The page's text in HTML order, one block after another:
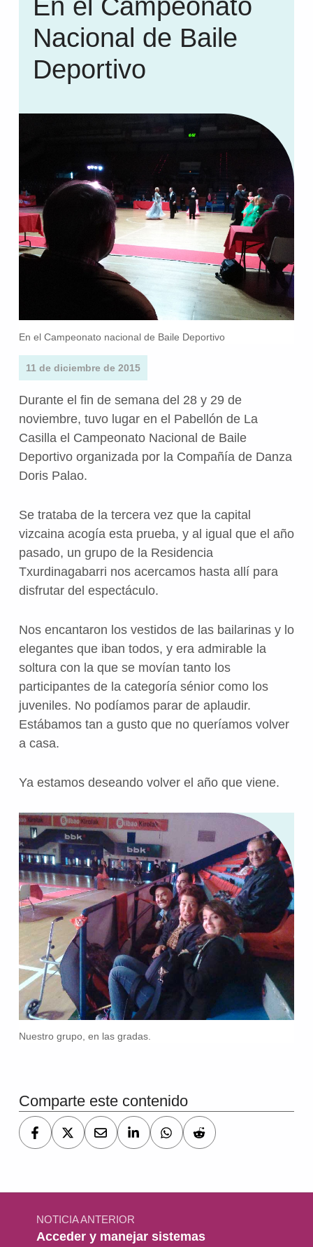
En el Campeonato
Nacional de Baile
Deportivo
En el Campeonato nacional de Baile Deportivo
11 de diciembre de 2015
Durante el fin de semana del 28 y 29 de
noviembre, tuvo lugar en el Pabellón de La
Casilla el Campeonato Nacional de Baile
Deportivo organizada por la Compañía de Danza
Doris Palao.
Se trataba de la tercera vez que la capital
vizcaina acogía esta prueba, y al igual que el año
pasado, un grupo de la Residencia
Txurdinagabarri nos acercamos hasta allí para
disfrutar del espectáculo.
Nos encantaron los vestidos de las bailarinas y lo
elegantes que iban todos, y era admirable la
soltura con la que se movían tanto los
participantes de la categoría sénior como los
juveniles. No podíamos parar de aplaudir.
Estábamos tan a gusto que no queríamos volver
a casa.
Ya estamos deseando volver el año que viene.
Nuestro grupo, en las gradas.
Comparte este contenido
Navegación de entradas
NOTICIA ANTERIOR
Acceder y manejar sistemas